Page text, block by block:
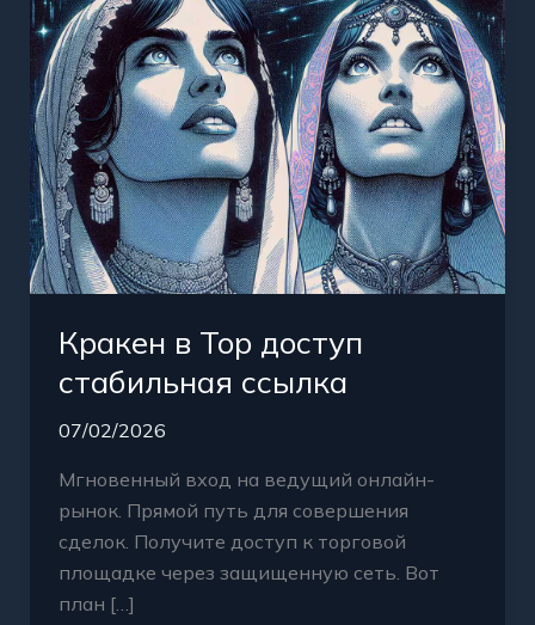
Кракен в Тор доступ
стабильная ссылка
07/02/2026
Мгновенный вход на ведущий онлайн-
рынок. Прямой путь для совершения
сделок. Получите доступ к торговой
площадке через защищенную сеть. Вот
план […]